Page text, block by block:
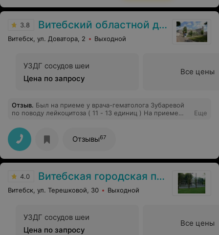
3.8 Витебский областной диагностический центр
Витебск, ул. Доватора, 2 Выходной
УЗДГ сосудов шеи
Цена по запросу
Все цены
Отзыв. Был на приеме у врача-гематолога Зубаревой
по поводу лейкоцитоза ( 11 - 13 единиц ) На приеме
+ УЗИ брюшной полости, щитовидки + взяли "капельку
крови" - стернальная пункция ( вроде так называется
процедура ) .Очередей нигде больших небыло, все
довольно шустро + обходительный приветливый
персонал. Был первый раз в центре, вроде все
перекусить. Рекомендую.
Еще
Отзывы67
4.0 Витебская городская поликлиника №1
Витебск, ул. Терешковой, 30 Выходной
УЗДГ сосудов шеи
Цена по запросу
Все цены